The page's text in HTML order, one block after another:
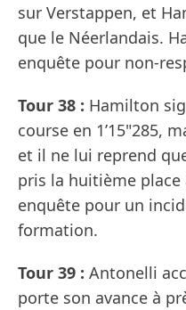
sur Verstappen, et
que le Néerlandais.
enquête pour non-
Tour 38 : Hamilton
course en 1’15"285,
et il ne lui reprend
pris la huitième place
enquête pour un
formation.
Tour 39 : Antonelli
porte son avance à